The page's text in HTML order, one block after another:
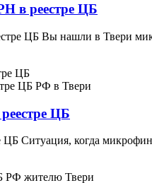
в реестре ЦБ
ЦБ Вы нашли в Твери
ЦБ РФ в Твери
ЦБ
Ситуация, когда